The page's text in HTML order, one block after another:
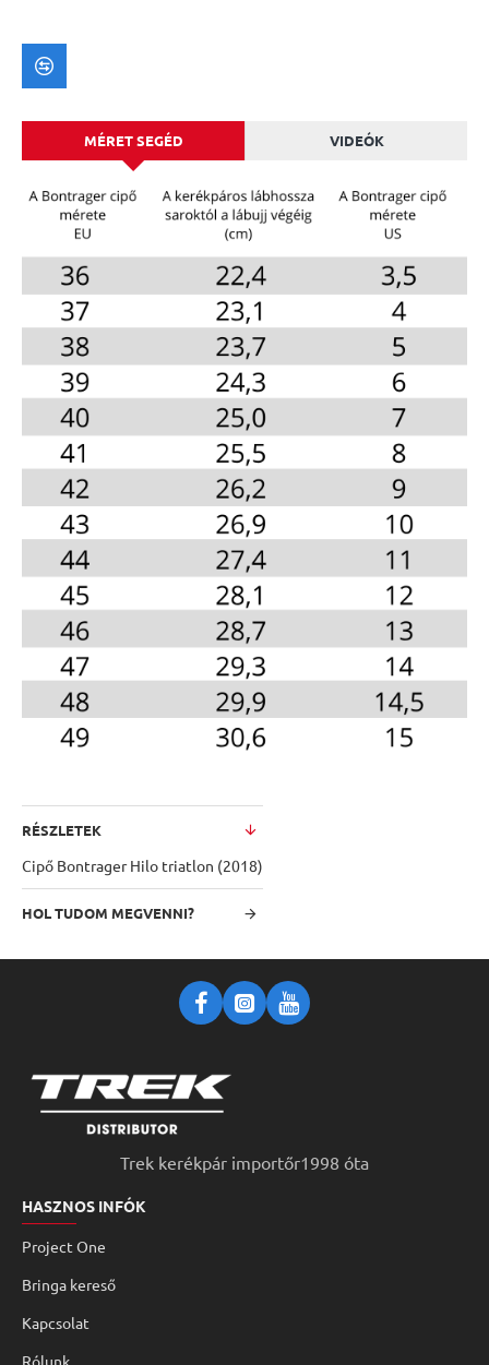
MÉRET SEGÉD VIDEÓK
RÉSZLETEK
Cipő Bontrager Hilo triatlon (2018)
HOL TUDOM MEGVENNI?
Trek kerékpár importőr1998 óta
HASZNOS INFÓK
Project One
Bringa kereső
Kapcsolat
Rólunk